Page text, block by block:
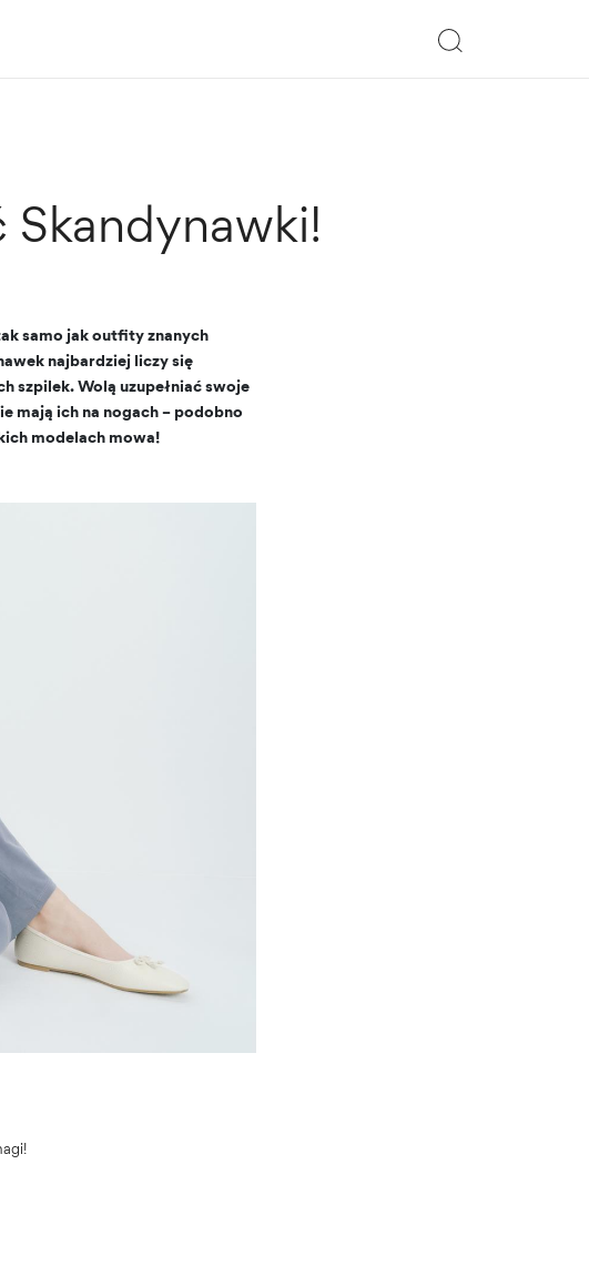
samo jak outfity znanych
najbardziej liczy się
szpilek. Wolą uzupełniać swoje
mają ich na nogach – podobno
modelach mowa!